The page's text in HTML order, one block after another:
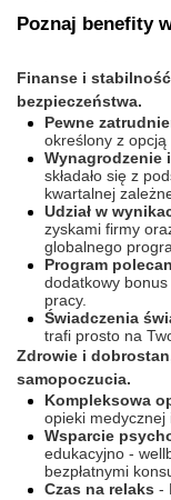
Poznaj benefity
Finanse i
bezpieczeństwa.
Pewne
określony z opcją
Wynagrodzenie
składało się z
kwartalnej
Udział w
zyskami firmy
globalnego
Program
dodatkowy
pracy.
Świadczenia
trafi prosto na
Zdrowie i
samopoczucia.
Kompleksowa
opieki medycznej
Wsparcie
edukacyjno -
bezpłatnymi
Czas na relaks -